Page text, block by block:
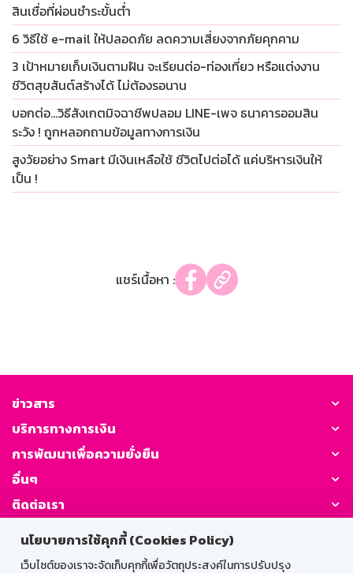
นโยบายการใช้คุกกี้ (Cookies Policy)
เว็บไซต์ของเราจะจัดเก็บคุกกี้เพื่อวัตถุประสงค์ในการปรับปรุง
สินเชื่อที่ผ่อนชำระขั้นต่ำ
6 วิธีใช้ e-mail ให้ปลอดภัย ลดความเสี่ยงจากภัยคุกคาม
3 เป้าหมายเก็บเงินตามฝัน จะเรียนต่อ-ท่องเที่ยว หรือแต่งงาน
ชีวิตสุขสันต์สร้างได้ ไม่ต้องรอนาน
บอกต่อ…วิธีสังเกตมิจฉาชีพปลอม LINE-เพจ ธนาคารออมสิน
ระวัง ! ถูกหลอกถามข้อมูลทางการเงิน
สูงวัยอย่าง Smart มีเงินเหลือใช้ ชีวิตไปต่อได้ แค่บริหารเงินให้
เป็น !
แชร์เนื้อหา :
ข่าวสาร
บริการทางการเงิน
การพัฒนาเพื่อความยั่งยืน
อื่นๆ
ติดต่อเรา
GSB Society: